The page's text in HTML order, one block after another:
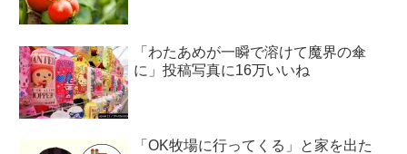
「わたあめが一瞬で溶けて魔界の傘
に」投稿写真に16万いいね
「OK牧場に行ってくる」と家を出た